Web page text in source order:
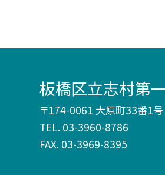
板橋区立志村第
〒174-0061 大原町33番1号
TEL. 03-3960-8786
FAX. 03-3969-8395